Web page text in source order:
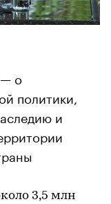
о
политики,
и
3,5 млн